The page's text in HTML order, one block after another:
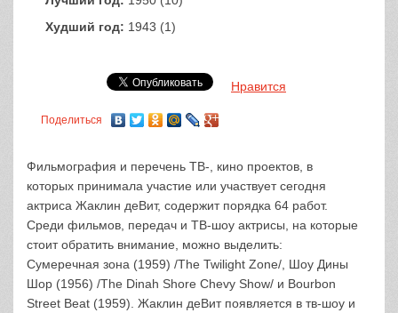
Худший год: 1943 (1)
Нравится
Поделиться
Фильмография и перечень ТВ-, кино проектов, в
которых принимала участие или участвует сегодня
актриса Жаклин деВит, содержит порядка 64 работ.
Среди фильмов, передач и ТВ-шоу актрисы, на которые
стоит обратить внимание, можно выделить:
Сумеречная зона (1959) /The Twilight Zone/, Шоу Дины
Шор (1956) /The Dinah Shore Chevy Show/ и Bourbon
Street Beat (1959). Жаклин деВит появляется в тв-шоу и